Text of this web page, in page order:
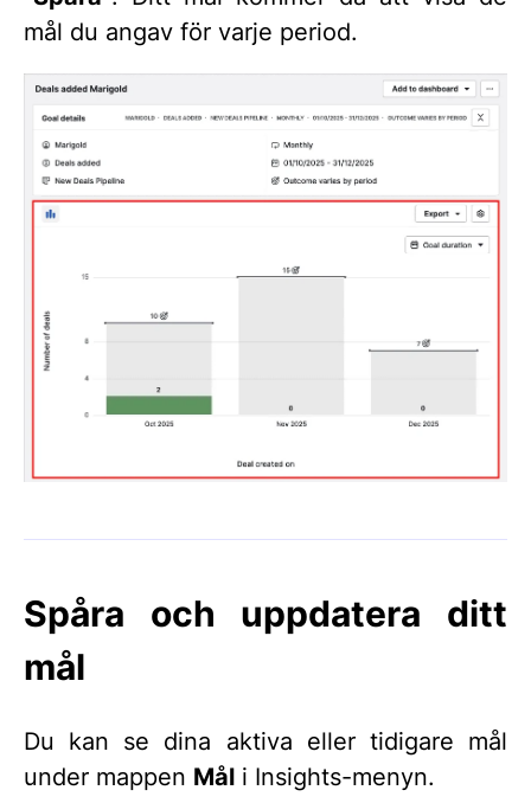
mål du angav för varje period.
Spåra och uppdatera ditt
mål
Du kan se dina aktiva eller tidigare mål
under mappen Mål i Insights-menyn.